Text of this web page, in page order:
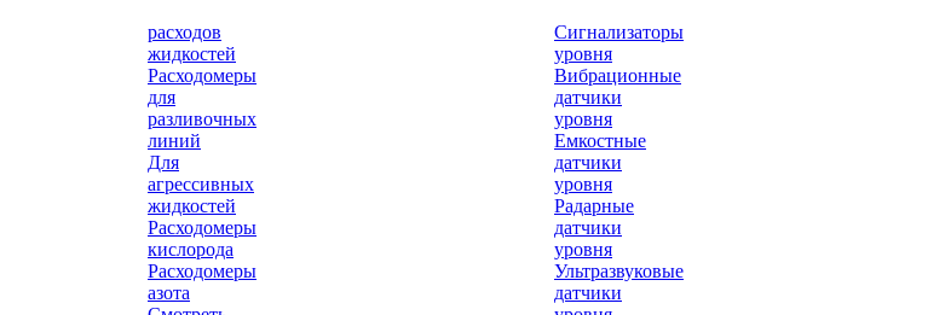
расходов
жидкостей
Расходомеры
для
разливочных
линий
Для
агрессивных
жидкостей
Расходомеры
кислорода
Расходомеры
азота
Сигнализаторы
уровня
Вибрационные
датчики
уровня
Емкостные
датчики
уровня
Радарные
датчики
уровня
Ультразвуковые
датчики